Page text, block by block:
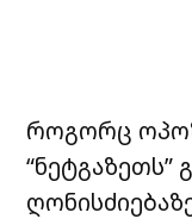
როგორც
“ნეტგაზეთს”